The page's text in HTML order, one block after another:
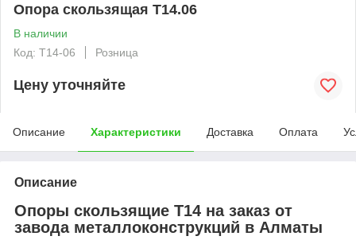
Опора скользящая Т14.06
В наличии
Код: T14-06
Розница
Цену уточняйте
Описание Характеристики Доставка Оплата
Описание
Опоры скользящие Т14 на заказ от
завода металлоконструкций в Алматы